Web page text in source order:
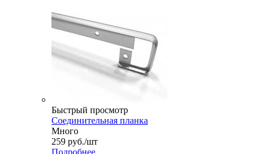
Быстрый просмотр
Соединительная планка
Много
259 руб./шт